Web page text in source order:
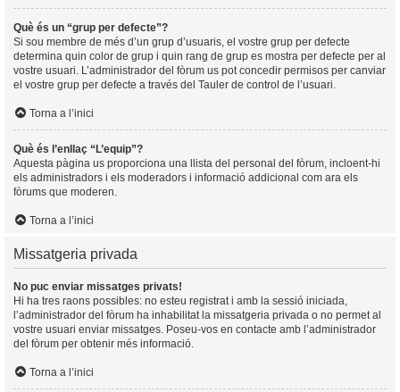
Què és un “grup per defecte”?
Si sou membre de més d’un grup d’usuaris, el vostre grup per defecte
determina quin color de grup i quin rang de grup es mostra per defecte per al
vostre usuari. L’administrador del fòrum us pot concedir permisos per canviar
el vostre grup per defecte a través del Tauler de control de l’usuari.
Torna a l’inici
Què és l’enllaç “L’equip”?
Aquesta pàgina us proporciona una llista del personal del fòrum, incloent-hi
els administradors i els moderadors i informació addicional com ara els
fòrums que moderen.
Torna a l’inici
Missatgeria privada
No puc enviar missatges privats!
Hi ha tres raons possibles: no esteu registrat i amb la sessió iniciada,
l’administrador del fòrum ha inhabilitat la missatgeria privada o no permet al
vostre usuari enviar missatges. Poseu-vos en contacte amb l’administrador
del fòrum per obtenir més informació.
Torna a l’inici